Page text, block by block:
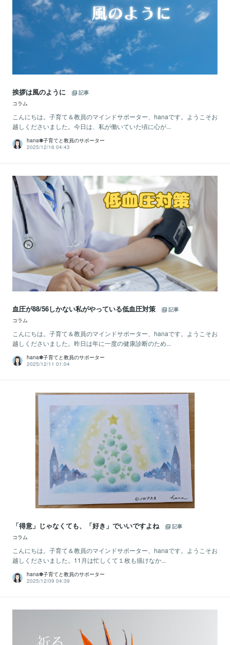
挨拶は風のように
記事
コラム
こんにちは。子育て＆教員のマインドサポーター、hanaです。ようこそお
越しくださいました。今日は、私が働いていた頃に心が...
hana✽子育てと教員のサポーター
2025/12/16 04:43
血圧が88/56しかない私がやっている低血圧対策
記事
コラム
こんにちは。子育て＆教員のマインドサポーター、hanaです。ようこそお
越しくださいました。昨日は年に一度の健康診断のため...
hana✽子育てと教員のサポーター
2025/12/11 01:04
「得意」じゃなくても、「好き」でいいですよね
記事
コラム
こんにちは。子育て＆教員のマインドサポーター、hanaです。ようこそお
越しくださいました。11月は忙しくて１枚も描けなか...
hana✽子育てと教員のサポーター
2025/12/09 04:39